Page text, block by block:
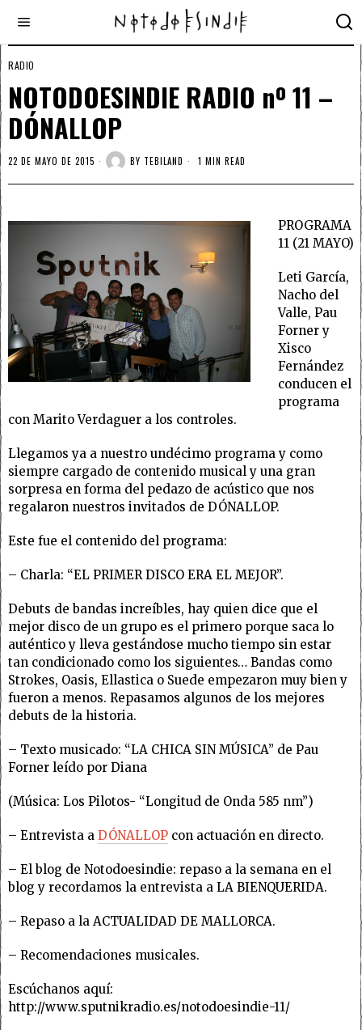
RADIO
NOTODOESINDIE RADIO nº 11 –
DÓNALLOP
22 DE MAYO DE 2015 BY TEBILAND 1 MIN READ
PROGRAMA
11 (21 MAYO)
Leti García,
Nacho del
Valle, Pau
Forner y
Xisco
Fernández
conducen el
programa
con Marito Verdaguer a los controles.
Llegamos ya a nuestro undécimo programa y como
siempre cargado de contenido musical y una gran
sorpresa en forma del pedazo de acústico que nos
regalaron nuestros invitados de DÓNALLOP.
Este fue el contenido del programa:
– Charla: “EL PRIMER DISCO ERA EL MEJOR”.
Debuts de bandas increíbles, hay quien dice que el
mejor disco de un grupo es el primero porque saca lo
auténtico y lleva gestándose mucho tiempo sin estar
tan condicionado como los siguientes… Bandas como
Strokes, Oasis, Ellastica o Suede empezaron muy bien y
fueron a menos. Repasamos algunos de los mejores
debuts de la historia.
– Texto musicado: “LA CHICA SIN MÚSICA” de Pau
Forner leído por Diana
(Música: Los Pilotos- “Longitud de Onda 585 nm”)
– Entrevista a DÓNALLOP con actuación en directo.
– El blog de Notodoesindie: repaso a la semana en el
blog y recordamos la entrevista a LA BIENQUERIDA.
– Repaso a la ACTUALIDAD DE MALLORCA.
– Recomendaciones musicales.
Escúchanos aquí:
http://www.sputnikradio.es/notodoesindie-11/